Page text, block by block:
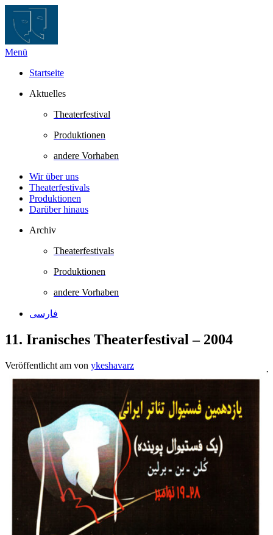
Zum
Inhalt
springen
Menü
Startseite
Aktuelles
Theaterfestival
Produktionen
andere Vorhaben
Wir über uns
Theaterfestivals
Produktionen
Darüber hinaus
Archiv
Theaterfestivals
Produktionen
andere Vorhaben
فارسی
11. Iranisches Theaterfestival – 2004
Veröffentlicht am von ykeshavarz